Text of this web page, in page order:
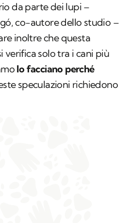
da parte dei lupi –
co-autore dello studio –
inoltre che questa
verifica solo tra i cani più
lo facciano perché
speculazioni richiedono